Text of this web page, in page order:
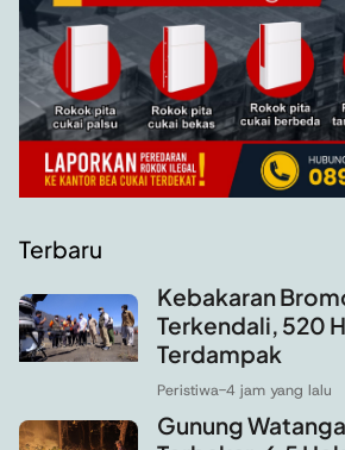
Terbaru
Kebakaran
Terkendali, 520
Terdampak
Peristiwa-4 jam yang lalu
Gunung